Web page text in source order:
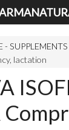
SUPPLEMENTS
lactation